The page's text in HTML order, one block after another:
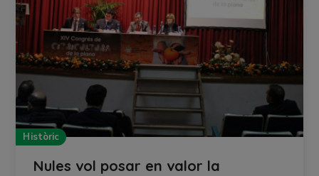
Històric
Nules vol posar en valor la